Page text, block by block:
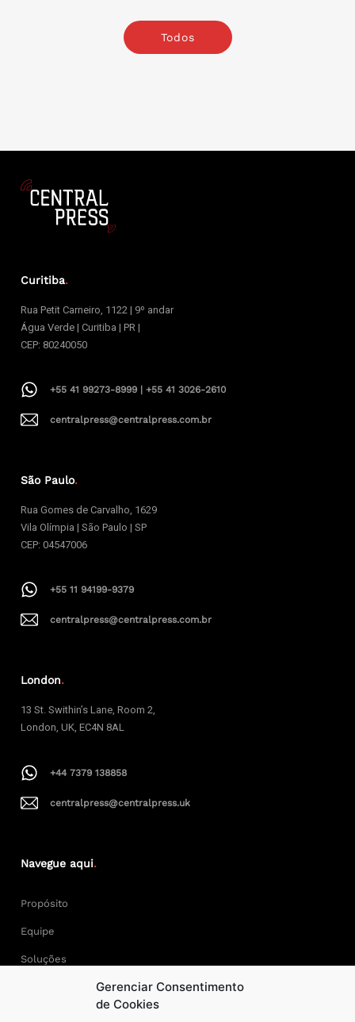
Gerenciar Consentimento
de Cookies
Todos
Curitiba.
Rua Petit Carneiro, 1122 | 9º andar
Água Verde | Curitiba | PR |
CEP: 80240050
+55 41 99273-8999 | +55 41 3026-2610
centralpress@centralpress.com.br
São Paulo.
Rua Gomes de Carvalho, 1629
Vila Olímpia | São Paulo | SP
CEP: 04547006
+55 11 94199-9379
centralpress@centralpress.com.br
London.
13 St. Swithin’s Lane, Room 2,
London, UK, EC4N 8AL
+44 7379 138858
centralpress@centralpress.uk
Navegue aqui.
Propósito
Equipe
Soluções